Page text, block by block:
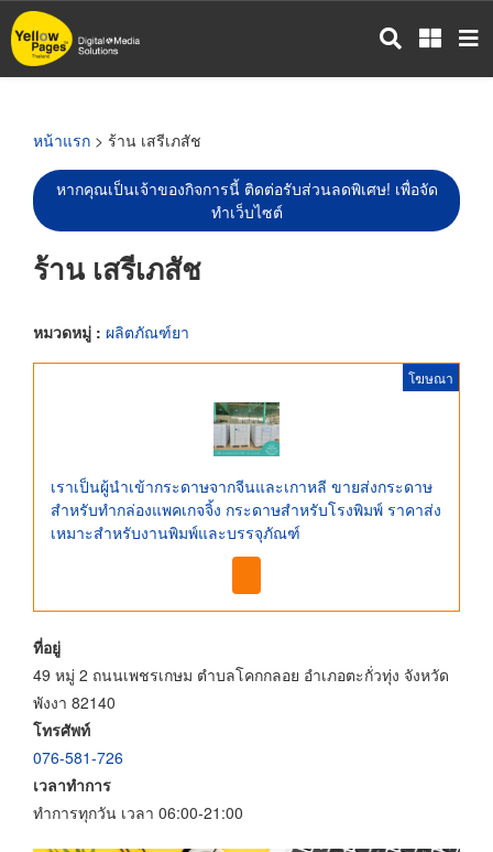
ข้าม
ไป
หน้าแรก > ร้าน เสรีเภสัช
หากคุณเป็นเจ้าของกิจการนี้ ติดต่อรับส่วนลดพิเศษ! เพื่อจัด
ทำเว็บไซต์
ร้าน เสรีเภสัช
หมวดหมู่ : ผลิตภัณฑ์ยา
โฆษณา
เราเป็นผู้นำเข้ากระดาษจากจีนและเกาหลี ขายส่งกระดาษ
สำหรับทำกล่องแพคเกจจิ้ง กระดาษสำหรับโรงพิมพ์ ราคาส่ง
เหมาะสำหรับงานพิมพ์และบรรจุภัณฑ์
ที่อยู่
49 หมู่ 2 ถนนเพชรเกษม ตำบลโคกกลอย อำเภอตะกั่วทุ่ง จังหวัด
พังงา 82140
โทรศัพท์
076-581-726
เวลาทำการ
ทำการทุกวัน เวลา 06:00-21:00